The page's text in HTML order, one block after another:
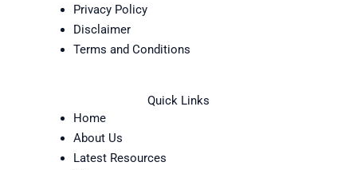
Privacy Policy
Disclaimer
Terms and Conditions
Quick Links
Home
About Us
Latest Resources